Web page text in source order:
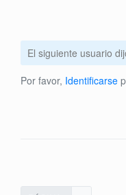
El siguiente usuario
Por favor, Identificarse